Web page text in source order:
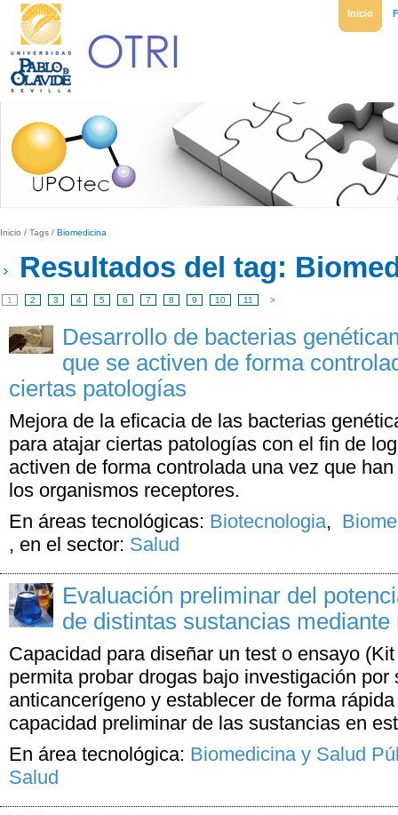
Inicio
Inicio / Tags / Biomedicina
Resultados del tag:
1 2 3 4 5 6 7 8 9 10 11 >
Desarrollo de bacterias
que se activen de forma
ciertas patologías
Mejora de la eficacia de las bacterias
para atajar ciertas patologías con el fin de
activen de forma controlada una vez que
los organismos receptores.
En áreas tecnológicas: Biotecnologia,
, en el sector: Salud
Evaluación preliminar del
de distintas sustancias
Capacidad para diseñar un test o ensayo
permita probar drogas bajo investigación por
anticancerígeno y establecer de forma
capacidad preliminar de las sustancias en
En área tecnológica: Biomedicina y Salud
Salud